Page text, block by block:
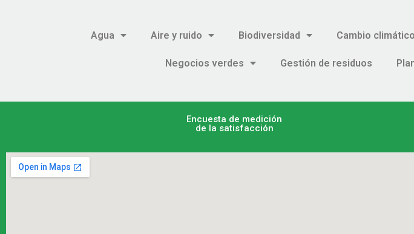
Agua Aire y ruido Biodiversidad Cambio climático
Negocios verdes Gestión de residuos
Encuesta de medición
de la satisfacción